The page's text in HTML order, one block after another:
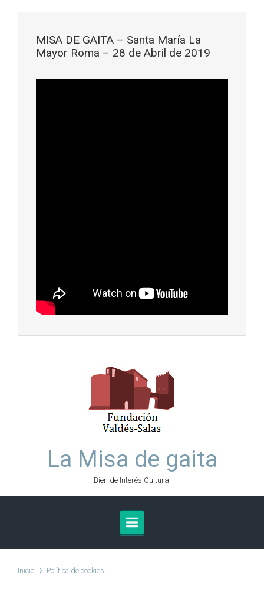
Saltar al contenido principal
MISA DE GAITA – Santa María La
Mayor Roma – 28 de Abril de 2019
La Misa de gaita
Bien de Interés Cultural
Inicio Política de cookies